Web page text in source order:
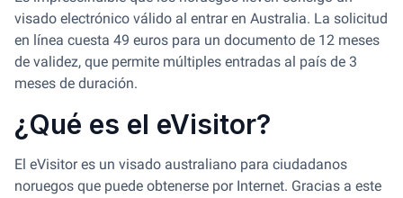
visado electrónico válido al entrar en Australia. La solicitud
en línea cuesta 49 euros para un documento de 12 meses
de validez, que permite múltiples entradas al país de 3
meses de duración.
¿Qué es el eVisitor?
El eVisitor es un visado australiano para ciudadanos
noruegos que puede obtenerse por Internet. Gracias a este